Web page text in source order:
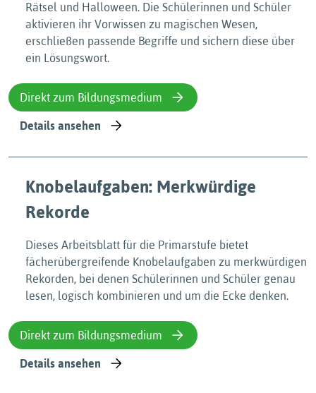
Rätsel und Halloween. Die Schülerinnen und Schüler
aktivieren ihr Vorwissen zu magischen Wesen,
erschließen passende Begriffe und sichern diese über
ein Lösungswort.
Direkt zum Bildungsmedium
Details ansehen
Knobelaufgaben: Merkwürdige
Rekorde
Dieses Arbeitsblatt für die Primarstufe bietet
fächerübergreifende Knobelaufgaben zu merkwürdigen
Rekorden, bei denen Schülerinnen und Schüler genau
lesen, logisch kombinieren und um die Ecke denken.
Direkt zum Bildungsmedium
Details ansehen